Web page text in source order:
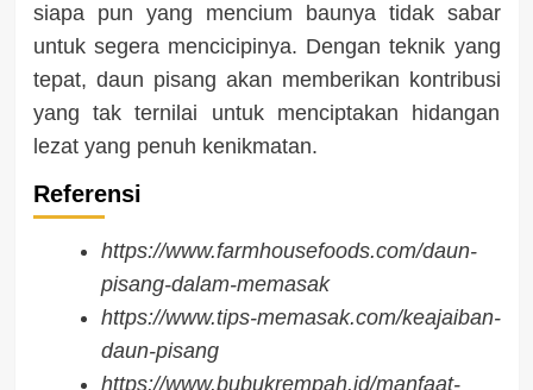
siapa pun yang mencium baunya tidak sabar
untuk segera mencicipinya. Dengan teknik yang
tepat, daun pisang akan memberikan kontribusi
yang tak ternilai untuk menciptakan hidangan
lezat yang penuh kenikmatan.
Referensi
https://www.farmhousefoods.com/daun-
pisang-dalam-memasak
https://www.tips-memasak.com/keajaiban-
daun-pisang
https://www.bubukrempah.id/manfaat-